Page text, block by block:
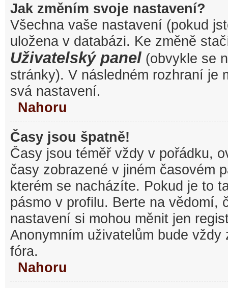
Jak změním svoje nastavení?
Všechna vaše nastavení (pokud
uložena v databázi. Ke změně
Uživatelský panel (obvykle se
stránky). V následném rozhraní je
svá nastavení.
Nahoru
Časy jsou špatně!
Časy jsou téměř vždy v pořádku,
časy zobrazené v jiném časovém
kterém se nacházíte. Pokud je to
pásmo v profilu. Berte na vědomí,
nastavení si mohou měnit jen
Anonymním uživatelům bude
fóra.
Nahoru